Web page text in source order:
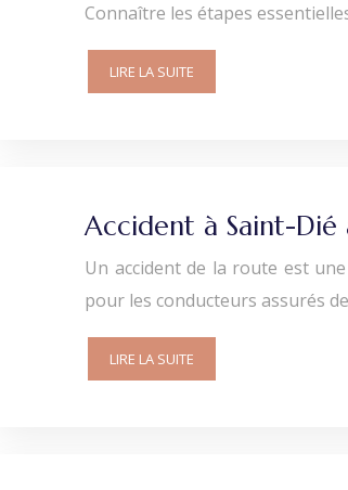
Connaître les étapes
LIRE LA SUITE
Accident à Saint-Dié
Un accident de la route est
pour les conducteurs assurés
LIRE LA SUITE